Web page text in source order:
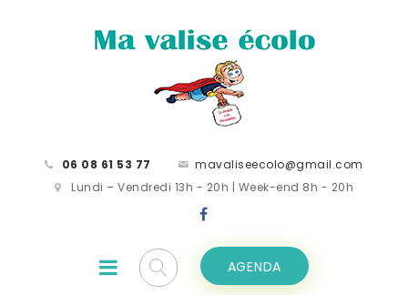
06 08 61 53 77
mavaliseecolo@gmail.com
Lundi – Vendredi 13h - 20h | Week-end 8h - 20h
AGENDA